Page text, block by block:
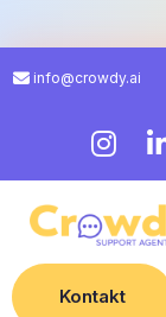
info@crowdy.ai
Kontakt